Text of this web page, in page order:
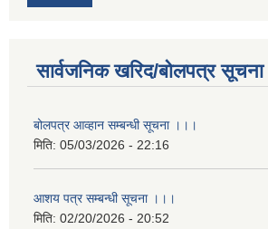
सार्वजनिक खरिद/बोलपत्र सूचना
बोलपत्र आव्हान सम्बन्धी सूचना ।।।
मिति: 05/03/2026 - 22:16
आशय पत्र सम्बन्धी सूचना ।।।
मिति: 02/20/2026 - 20:52